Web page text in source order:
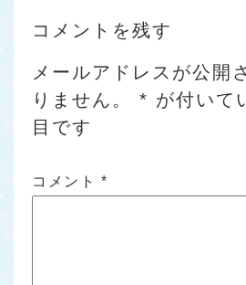
コメントを残す
メールアドレスが公開
りません。
* が付いて
目です
コメント *